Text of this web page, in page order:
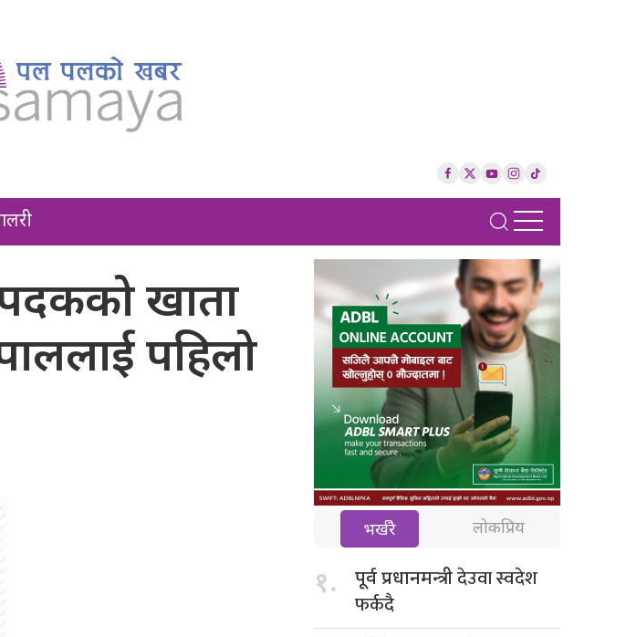
खाता
पहिलो
भर्खरै लोकप्रिय
१. पूर्व प्रधानमन्त्रीदेउवा स्वदेश
फर्कदै